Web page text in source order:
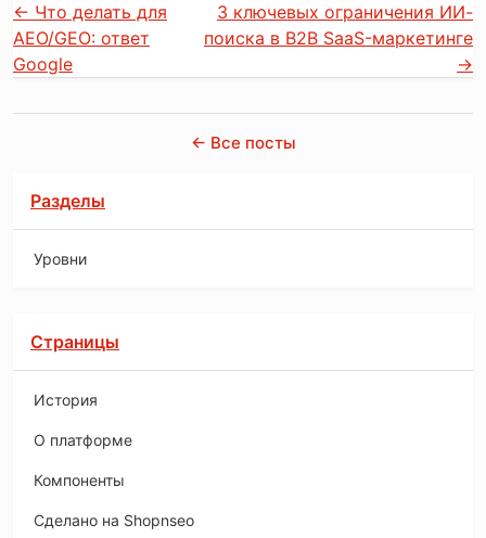
← Что делать для
AEO/GEO: ответ
Google
3 ключевых ограничения ИИ-
поиска в B2B SaaS-маркетинге
→
← Все посты
Разделы
Уровни
Страницы
История
O платформе
Компоненты
Сделано на Shopnseo